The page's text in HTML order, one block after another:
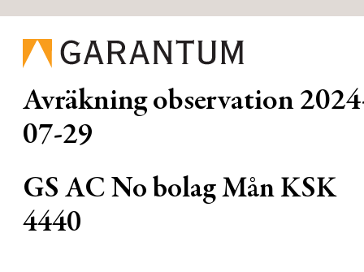
Avräkning observation
07-29
GS AC No bolag Mån KSK
4440